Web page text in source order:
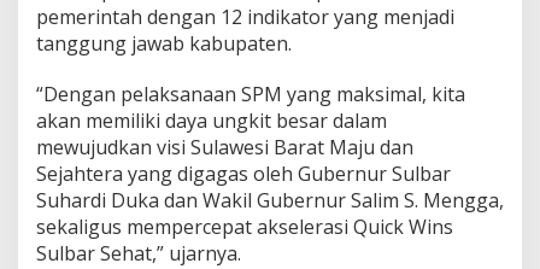
M
d
M
a
m
a
s
a
pemerintah dengan 12 indikator yang menjadi
tanggung jawab kabupaten.
“Dengan pelaksanaan SPM yang maksimal, kita
akan memiliki daya ungkit besar dalam
mewujudkan visi Sulawesi Barat Maju dan
Sejahtera yang digagas oleh Gubernur Sulbar
Suhardi Duka dan Wakil Gubernur Salim S. Mengga,
sekaligus mempercepat akselerasi Quick Wins
Sulbar Sehat,” ujarnya.